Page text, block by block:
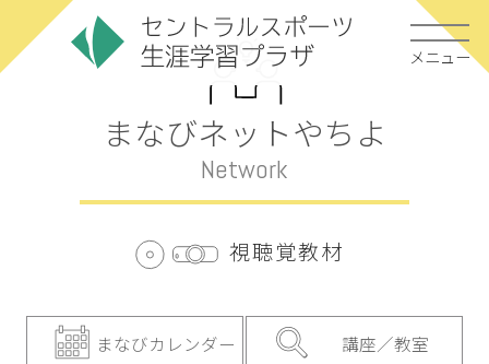
メニュー
まなびネットやちよ
Network
視聴覚教材
まなびカレンダー 講座／教室